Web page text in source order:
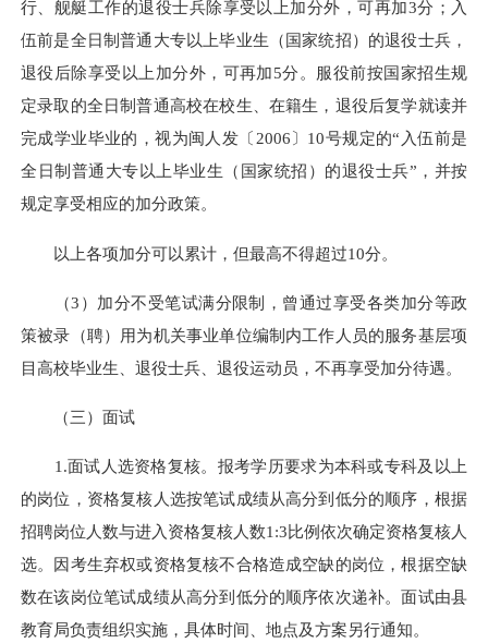
行、舰艇工作的退役士兵除享受以上加分外，可再加3分；入
伍前是全日制普通大专以上毕业生（国家统招）的退役士兵，
退役后除享受以上加分外，可再加5分。服役前按国家招生规
定录取的全日制普通高校在校生、在籍生，退役后复学就读并
完成学业毕业的，视为闽人发〔2006〕10号规定的“入伍前是
全日制普通大专以上毕业生（国家统招）的退役士兵”，并按
规定享受相应的加分政策。
以上各项加分可以累计，但最高不得超过10分。
（3）加分不受笔试满分限制，曾通过享受各类加分等政
策被录（聘）用为机关事业单位编制内工作人员的服务基层项
目高校毕业生、退役士兵、退役运动员，不再享受加分待遇。
（三）面试
1.面试人选资格复核。报考学历要求为本科或专科及以上
的岗位，资格复核人选按笔试成绩从高分到低分的顺序，根据
招聘岗位人数与进入资格复核人数1:3比例依次确定资格复核人
选。因考生弃权或资格复核不合格造成空缺的岗位，根据空缺
数在该岗位笔试成绩从高分到低分的顺序依次递补。面试由县
教育局负责组织实施，具体时间、地点及方案另行通知。